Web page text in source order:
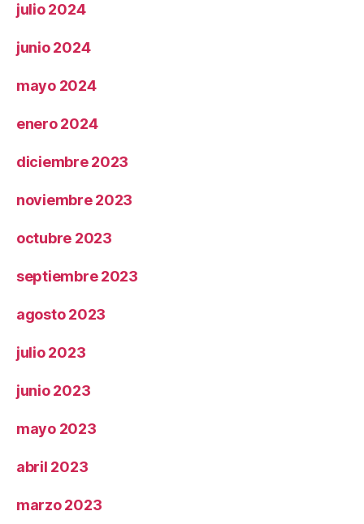
julio 2024
junio 2024
mayo 2024
enero 2024
diciembre 2023
noviembre 2023
octubre 2023
septiembre 2023
agosto 2023
julio 2023
junio 2023
mayo 2023
abril 2023
marzo 2023